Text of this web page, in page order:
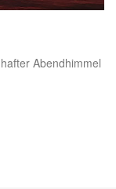
Abendhimmel